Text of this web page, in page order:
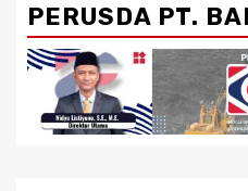
PERUSDA PT.